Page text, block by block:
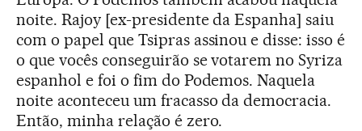
noite. Rajoy [ex-presidente da Espanha] saiu
com o papel que Tsipras assinou e disse: isso é
o que vocês conseguirão se votarem no Syriza
espanhol e foi o fim do Podemos. Naquela
noite aconteceu um fracasso da democracia.
Então, minha relação é zero.